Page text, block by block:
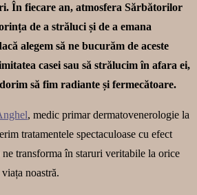
În fiecare an, atmosfera Sărbătorilor
de a străluci și de a emana
alegem să ne bucurăm de aceste
casei sau să strălucim în afara ei,
să fim radiante și fermecătoare.
, medic primar dermatovenerologie la
tratamentele spectaculoase cu efect
transforma în staruri veritabile la orice
noastră.